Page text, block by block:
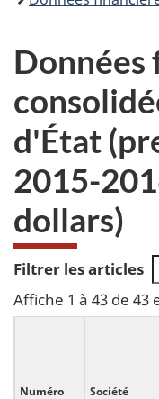
Données
d'État
2015-
dollars)
Filtrer les articles
Affiche 1 à 43 de 43
Numéro
Société